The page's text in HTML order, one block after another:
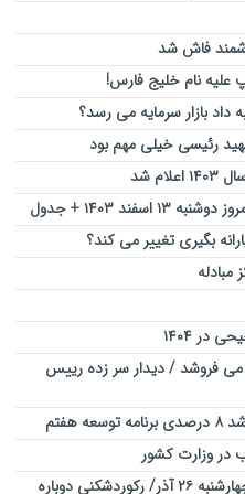
فاش شد
علیه نام خلیج فارس!
رئیسی خیلی مهم بود
شد
۱۴۰۳ + جدول
بگیری تغییر می کند؟
۱۴۰۴
۱۱ هزار خودرو را ۱۵ روزه می فروشد / دیدار سر زده رییس
در وزارت کشور
آخرین قیمت طلا، سکه و دلار امروز چهارشنبه ۲۶ آذر/ رکوردشکنی دوباره